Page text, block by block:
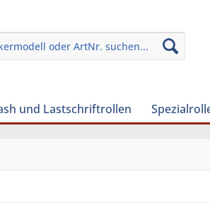
und Lastschriftrollen